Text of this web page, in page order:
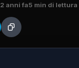
2 anni fa5 min di lettura